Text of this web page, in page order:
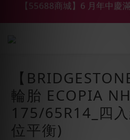
【鑽石熊/金熊新客首購
【
輪胎 ECOPIA
175/65R14_四
位平衡)